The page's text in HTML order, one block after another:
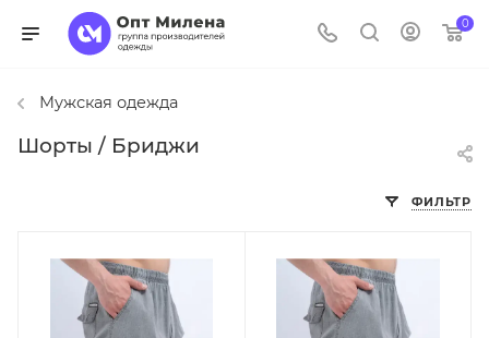
0
Мужская одежда
Шорты / Бриджи
ФИЛЬТР